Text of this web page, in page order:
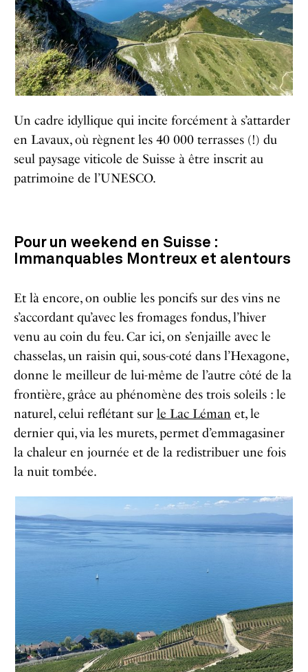
Un cadre idyllique qui incite forcément à s’attarder
en Lavaux, où règnent les 40 000 terrasses (!) du
seul paysage viticole de Suisse à être inscrit au
patrimoine de l’UNESCO.
Pour un weekend en Suisse :
Immanquables Montreux et alentours
Et là encore, on oublie les poncifs sur des vins ne
s’accordant qu’avec les fromages fondus, l’hiver
venu au coin du feu. Car ici, on s’enjaille avec le
chasselas, un raisin qui, sous-coté dans l’Hexagone,
donne le meilleur de lui-même de l’autre côté de la
frontière, grâce au phénomène des trois soleils : le
naturel, celui reflétant sur le Lac Léman et, le
dernier qui, via les murets, permet d’emmagasiner
la chaleur en journée et de la redistribuer une fois
la nuit tombée.